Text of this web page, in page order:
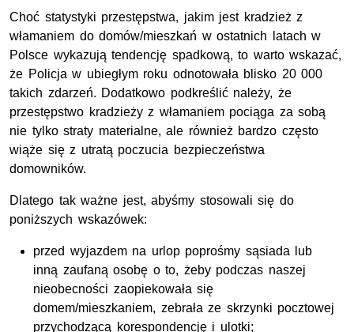
Choć statystyki przestępstwa, jakim jest kradzież z
włamaniem do domów/mieszkań w ostatnich latach w
Polsce wykazują tendencję spadkową, to warto wskazać,
że Policja w ubiegłym roku odnotowała blisko 20 000
takich zdarzeń. Dodatkowo podkreślić należy, że
przestępstwo kradzieży z włamaniem pociąga za sobą
nie tylko straty materialne, ale również bardzo często
wiąże się z utratą poczucia bezpieczeństwa
domowników.
Dlatego tak ważne jest, abyśmy stosowali się do
poniższych wskazówek:
przed wyjazdem na urlop poprośmy sąsiada lub
inną zaufaną osobę o to, żeby podczas naszej
nieobecności zaopiekowała się
domem/mieszkaniem, zebrała ze skrzynki pocztowej
przychodzącą korespondencję i ulotki;